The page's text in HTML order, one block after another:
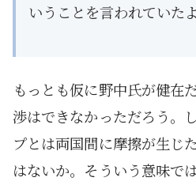
いうことを言われていたよ
もっとも仮に野中氏が健在
渉はできなかっただろう。
プとは両国間に摩擦が生じ
はないか。そういう意味で